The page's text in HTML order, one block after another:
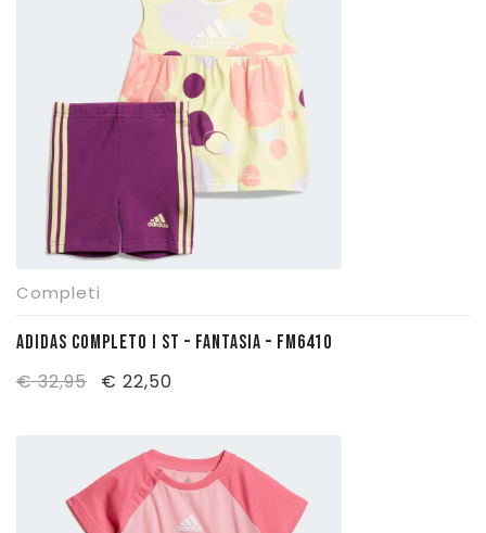
€ 34,95.
€ 23,50.
Completi
ADIDAS COMPLETO I ST – FANTASIA – FM6410
€32,95
Il
originale
era:
€ 32,95.
€ 22,50
attuale
è:
€ 22,50.